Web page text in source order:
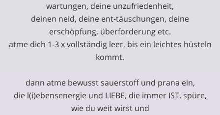
wartungen, deine unzufriedenheit,
deinen neid, deine ent-täuschungen, deine
erschöpfung, überforderung etc.
atme dich 1-3 x vollständig leer, bis ein leichtes hüsteln
kommt.
dann atme bewusst sauerstoff und prana ein,
die l(i)ebensenergie und LIEBE, die immer IST. spüre,
wie du weit wirst und